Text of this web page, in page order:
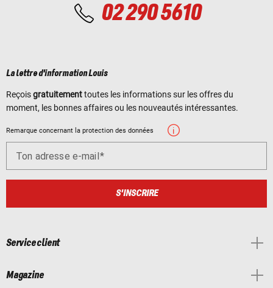
02 290 5610
La lettre d'information Louis
Reçoisgratuitementtoutes les informations sur les offres du
moment, les bonnes affaires ou les nouveautés intéressantes.
Remarque concernant la protection des données
Ton adresse e-mail
S'INSCRIRE
Service client
Magazine